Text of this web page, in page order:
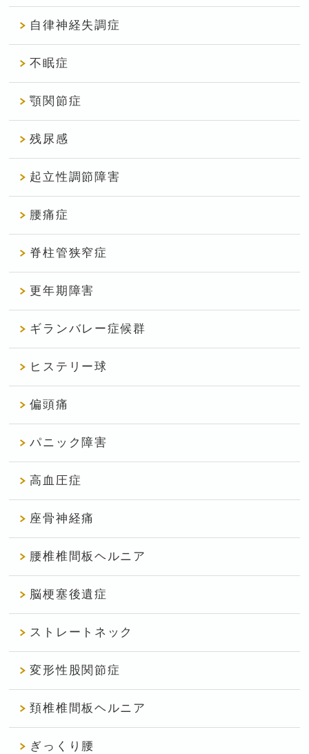
自律神経失調症
不眠症
顎関節症
残尿感
起立性調節障害
腰痛症
脊柱管狭窄症
更年期障害
ギランバレー症候群
ヒステリー球
偏頭痛
パニック障害
高血圧症
座骨神経痛
腰椎椎間板ヘルニア
脳梗塞後遺症
ストレートネック
変形性股関節症
頚椎椎間板ヘルニア
ぎっくり腰